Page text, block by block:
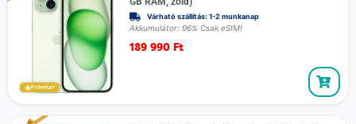
Prémium
Várható szállítás: 1-2 munkanap
Akkumulátor: 96% Csak eSIM!
189 990 Ft